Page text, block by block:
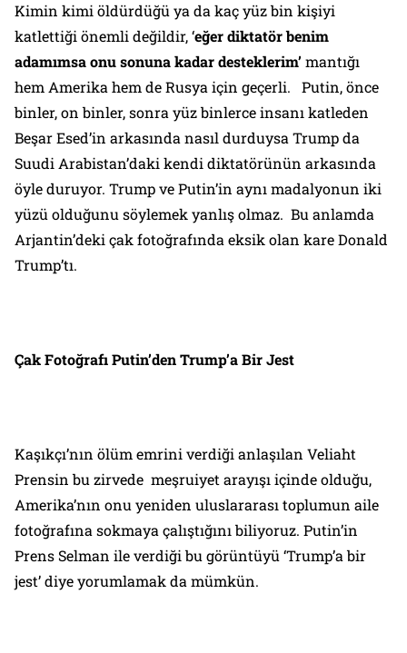
Kimin kimi öldürdüğü ya da kaç yüz bin kişiyi
katlettiği önemli değildir, ‘eğer diktatör benim
adamımsa onu sonuna kadar desteklerim’ mantığı
hem Amerika hem de Rusya için geçerli. Putin, önce
binler, on binler, sonra yüz binlerce insanı katleden
Beşar Esed’in arkasında nasıl durduysa Trump da
Suudi Arabistan’daki kendi diktatörünün arkasında
öyle duruyor. Trump ve Putin’in aynı madalyonun iki
yüzü olduğunu söylemek yanlış olmaz. Bu anlamda
Arjantin’deki çak fotoğrafında eksik olan kare Donald
Trump’tı.
Çak Fotoğrafı Putin’den Trump’a Bir Jest
Kaşıkçı’nın ölüm emrini verdiği anlaşılan Veliaht
Prensin bu zirvede meşruiyet arayışı içinde olduğu,
Amerika’nın onu yeniden uluslararası toplumun aile
fotoğrafına sokmaya çalıştığını biliyoruz. Putin’in
Prens Selman ile verdiği bu görüntüyü ‘Trump’a bir
jest’ diye yorumlamak da mümkün.